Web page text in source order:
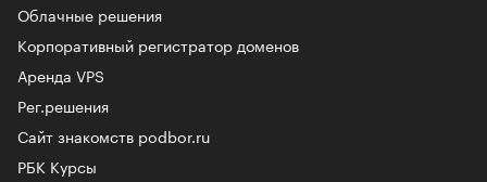
Облачные решения
Корпоративный регистратор доменов
Аренда VPS
Рег.решения
Сайт знакомств podbor.ru
РБК Курсы